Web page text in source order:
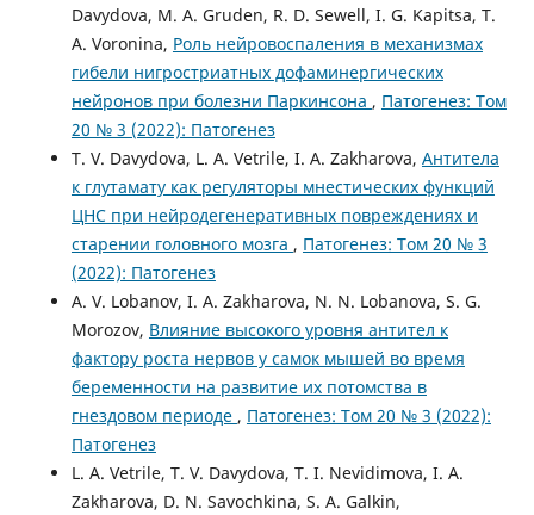
Davydova, M. A. Gruden, R. D. Sewell, I. G. Kapitsa, T.
A. Voronina, Роль нейровоспаления в механизмах
гибели нигростриатных дофаминергических
нейронов при болезни Паркинсона , Патогенез: Том
20 № 3 (2022): Патогенез
T. V. Davydova, L. A. Vetrile, I. A. Zakharova, Антитела
к глутамату как регуляторы мнестических функций
ЦНС при нейродегенеративных повреждениях и
старении головного мозга , Патогенез: Том 20 № 3
(2022): Патогенез
A. V. Lobanov, I. A. Zakharova, N. N. Lobanova, S. G.
Morozov, Влияние высокого уровня антител к
фактору роста нервов у самок мышей во время
беременности на развитие их потомства в
гнездовом периоде , Патогенез: Том 20 № 3 (2022):
Патогенез
L. A. Vetrile, T. V. Davydova, T. I. Nevidimova, I. A.
Zakharova, D. N. Savochkina, S. A. Galkin,